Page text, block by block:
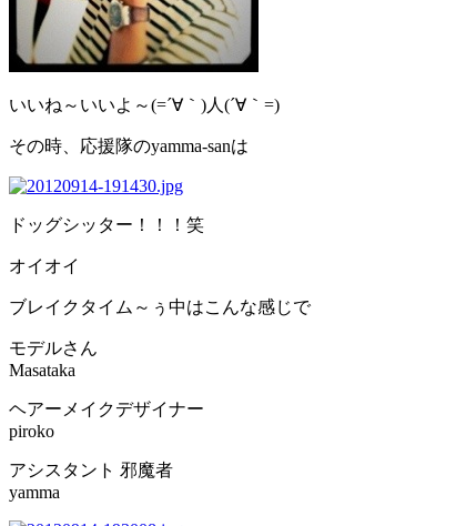
いいね～いいよ～(=´∀｀)人(´∀｀=)
その時、応援隊のyamma-sanは
ドッグシッター！！！笑
オイオイ
ブレイクタイム～ぅ中はこんな感じで
モデルさん
Masataka
ヘアーメイクデザイナー
piroko
アシスタント 邪魔者
yamma